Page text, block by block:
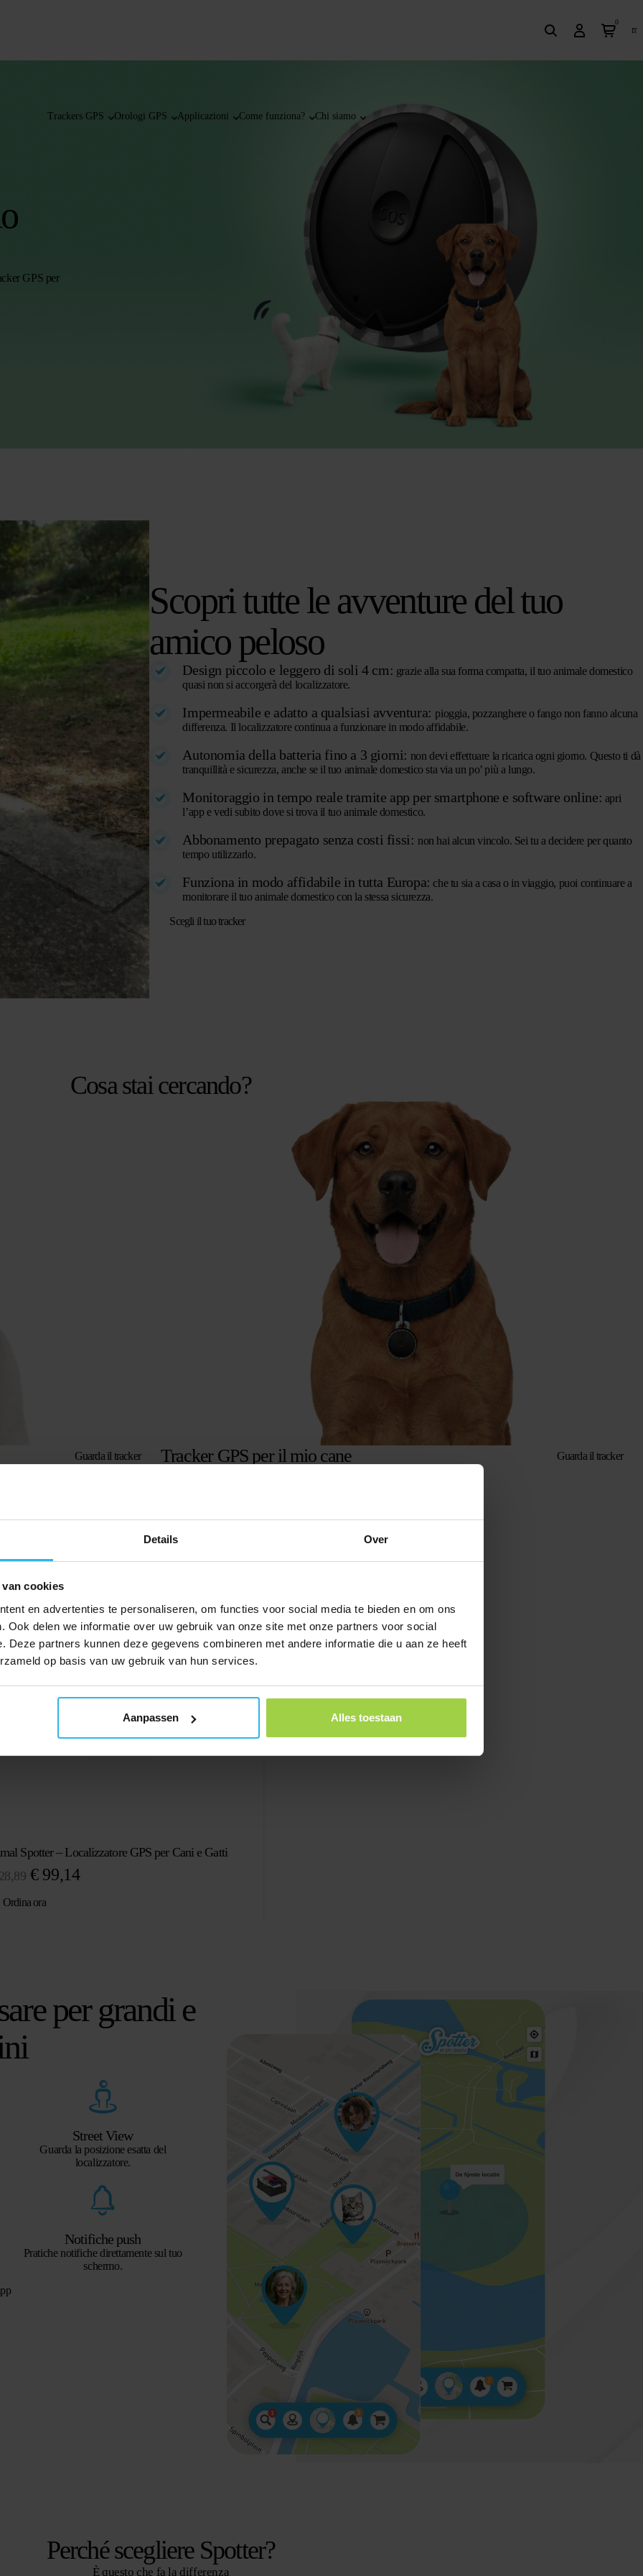
Details Over
cookies
en advertenties te personaliseren, om functies voor social media te bieden en om ons
Ook delen we informatie over uw gebruik van onze site met onze partners voor social
Deze partners kunnen deze gegevens combineren met andere informatie die u aan ze heeft
op basis van uw gebruik van hun services.
Aanpassen Alles toestaan
Trackers GPS Orologi GPS Applicazioni Come funziona? Chi siamo
0
it
GPS per
Scopri tutte le avventure del tuo
amico peloso
Design piccolo e leggero di soli 4 cm: grazie alla sua forma compatta, il tuo animale domestico
quasi non si accorgerà del localizzatore.
Impermeabile e adatto a qualsiasi avventura: pioggia, pozzanghere o fango non fanno alcuna
differenza. Il localizzatore continua a funzionare in modo affidabile.
Autonomia della batteria fino a 3 giorni: non devi effettuare la ricarica ogni giorno. Questo ti dà
tranquillità e sicurezza, anche se il tuo animale domestico sta via un po’ più a lungo.
Monitoraggio in tempo reale tramite app per smartphone e software online: apri
l’app e vedi subito dove si trova il tuo animale domestico.
Abbonamento prepagato senza costi fissi: non hai alcun vincolo. Sei tu a decidere per quanto
tempo utilizzarlo.
Funziona in modo affidabile in tutta Europa: che tu sia a casa o in viaggio, puoi continuare a
monitorare il tuo animale domestico con la stessa sicurezza.
Scegli il tuo tracker
Cosa stai cercando?
Guarda il tracker Tracker GPS per il mio cane Guarda il tracker
Spotter – Localizzatore GPS per Cani e Gatti
Il
originale
€99,14Il
Ordina ora
per grandi e
Street View
Guarda la posizione esatta del
localizzatore.
Notifiche push
Pratiche notifiche direttamente sul tuo
schermo.
Perché scegliere Spotter?
È questo che fa la differenza